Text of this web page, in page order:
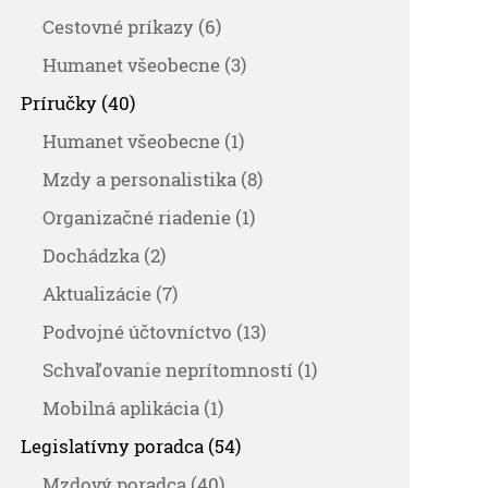
Cestovné príkazy (6)
Humanet všeobecne (3)
Príručky (40)
Humanet všeobecne (1)
Mzdy a personalistika (8)
Organizačné riadenie (1)
Dochádzka (2)
Aktualizácie (7)
Podvojné účtovníctvo (13)
Schvaľovanie neprítomností (1)
Mobilná aplikácia (1)
Legislatívny poradca (54)